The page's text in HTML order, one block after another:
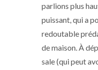
parlions plus
puissant, qui a
redoutable
de maison. À
sale (qui peut